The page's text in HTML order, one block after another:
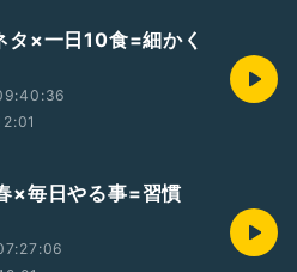
タ×一日10食=細かく
×毎日やる事=習慣